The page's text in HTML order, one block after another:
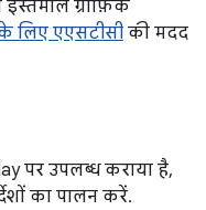
इस्तेमाल ग्राफ़िक
लिए एएसटीसी की मदद
पर उपलब्ध कराया है,
का पालन करें.